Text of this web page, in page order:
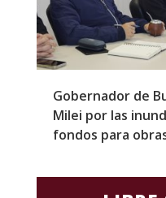
Gobernador de
Milei por las
fondos para